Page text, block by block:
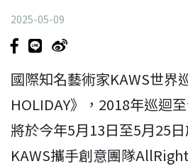
2025-05-09
國際知名藝術家KAWS世界
HOLIDAY》，2018年巡迴
將於今年5月13日至5月25
KAWS攜手創意團隊